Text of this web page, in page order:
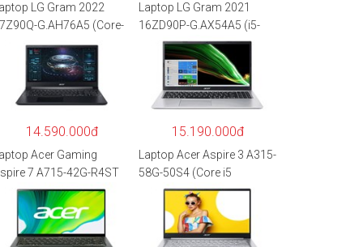
LG Gram 2022
G.AH76A5 (Core-
16GB/512GB/17″
Win 11/Xám)
Laptop LG Gram 2021
16ZD90P-G.AX54A5 (i5-
1135G7/8GB RAM/512GB
SSD/16″WQXGA/Dos/Trắ
14.590.000đ
Acer Gaming
7 A715-42G-R4ST
(R5
8GB RAM/256GB
15.6″FHD
GTX1650 4GB/Win10)
15.190.000đ
Laptop Acer Aspire 3 A315-
58G-50S4 (Core i5
1135G7/8GB
RAM/512GB/15.6″FHD/M
X350 2GB/Win 10/Bạc)